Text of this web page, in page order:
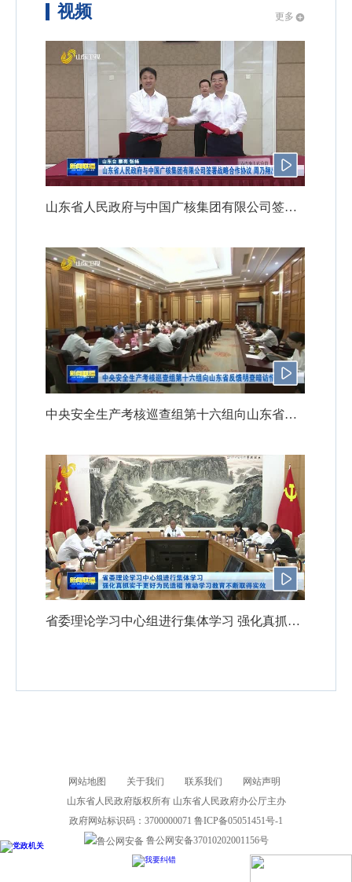
视频 更多
山东省人民政府与中国广核集团有限公司签署战略合作协议 周乃翔出席
中央安全生产考核巡查组第十六组向山东省反馈明查暗访情况
省委理论学习中心组进行集体学习 强化真抓实干更好为民造福 推动学习教育不断取得实效
网站地图 关于我们 联系我们
网站声明
山东省人民政府版权所有 山东省人民政府办公厅主办
政府网站标识码：3700000071 鲁ICP备05051451号-1
鲁公网安备37010202001156号